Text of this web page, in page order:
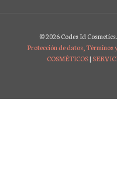
© 2026 Codes Id
Protección de datos, Términos
COSMÉTICOS|